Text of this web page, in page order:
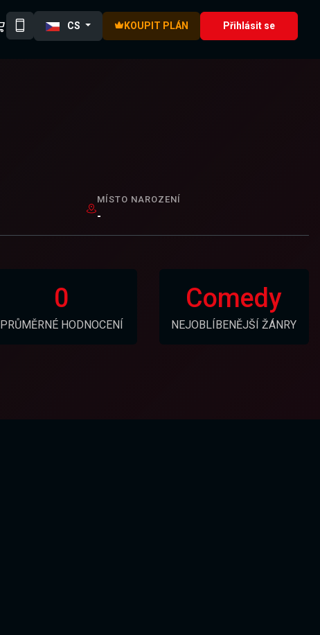
CS KOUPIT PLÁN Přihlásit se
MÍSTO NAROZENÍ
-
0
PRŮMĚRNÉ HODNOCENÍ
Comedy
NEJOBLÍBENĚJŠÍ ŽÁNRY